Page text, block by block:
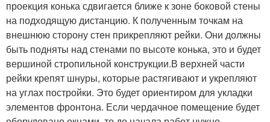
проекция конька сдвигается ближе к зоне боковой стены
на подходящую дистанцию. К полученным точкам на
внешнюю сторону стен прикрепляют рейки. Они должны
быть подняты над стенами по высоте конька, это и будет
вершиной стропильной конструкции.В верхней части
рейки крепят шнуры, которые растягивают и укрепляют
на углах постройки. Это будет ориентиром для укладки
элементов фронтона. Если чердачное помещение будет